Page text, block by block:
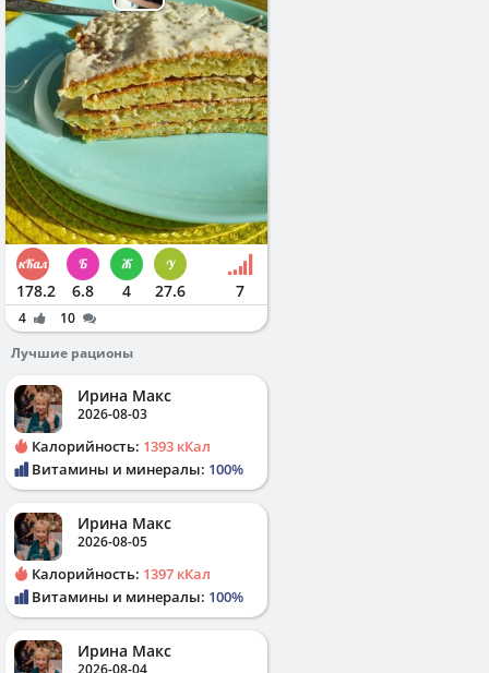
178.2 6.8 4 27.6 7
4
10
Лучшие рационы
Ирина Макс
2026-08-03
Калорийность: 1393 кКал
Витамины и минералы: 100%
Ирина Макс
2026-08-05
Калорийность: 1397 кКал
Витамины и минералы: 100%
Ирина Макс